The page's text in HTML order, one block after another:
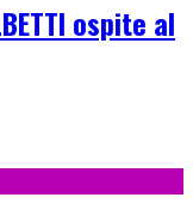
ospite al